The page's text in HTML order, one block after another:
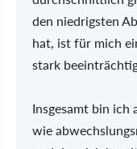
den niedrigsten
hat, ist für mich
stark
Insgesamt bin ich
wie